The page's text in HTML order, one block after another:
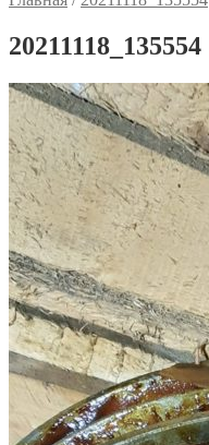
20211118_135554